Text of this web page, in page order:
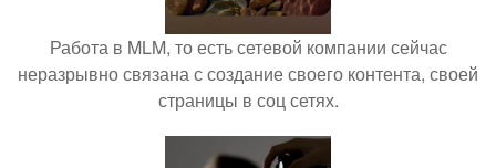
Работа в MLM, то есть сетевой компании сейчас
неразрывно связана с создание своего контента, своей
страницы в соц сетях.